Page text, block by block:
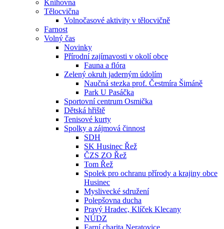
Knihovna
Tělocvična
Volnočasové aktivity v tělocvičně
Farnost
Volný čas
Novinky
Přírodní zajímavosti v okolí obce
Fauna a flóra
Zelený okruh jaderným údolím
Naučná stezka prof. Čestmíra Šimáně
Park U Pasáčka
Sportovní centrum Osmička
Dětská hřiště
Tenisové kurty
Spolky a zájmová činnost
SDH
SK Husinec Řež
ČZS ZO Řež
Tom Řež
Spolek pro ochranu přírody a krajiny obce
Husinec
Myslivecké sdružení
Polepšovna ducha
Pravý Hradec, Klíček Klecany
NÚDZ
Farní charita Neratovice